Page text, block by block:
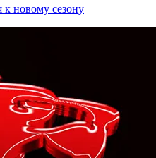
к новому сезону